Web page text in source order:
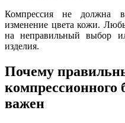
Компрессия не должна
изменение цвета кожи.
на неправильный выбор
изделия.
Почему
компрессионного
важен